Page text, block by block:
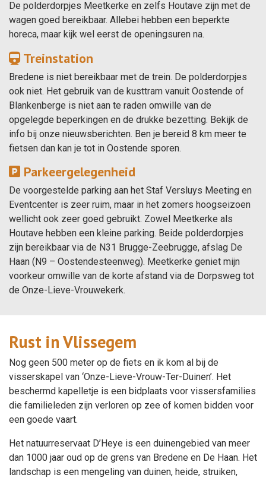
De polderdorpjes Meetkerke en zelfs Houtave zijn met de
wagen goed bereikbaar. Allebei hebben een beperkte
horeca, maar kijk wel eerst de openingsuren na.
Treinstation
Bredene is niet bereikbaar met de trein. De polderdorpjes
ook niet. Het gebruik van de kusttram vanuit Oostende of
Blankenberge is niet aan te raden omwille van de
opgelegde beperkingen en de drukke bezetting. Bekijk de
info bij onze nieuwsberichten. Ben je bereid 8 km meer te
fietsen dan kan je tot in Oostende sporen.
Parkeergelegenheid
De voorgestelde parking aan het Staf Versluys Meeting en
Eventcenter is zeer ruim, maar in het zomers hoogseizoen
wellicht ook zeer goed gebruikt. Zowel Meetkerke als
Houtave hebben een kleine parking. Beide polderdorpjes
zijn bereikbaar via de N31 Brugge-Zeebrugge, afslag De
Haan (N9 – Oostendesteenweg). Meetkerke geniet mijn
voorkeur omwille van de korte afstand via de Dorpsweg tot
de Onze-Lieve-Vrouwekerk.
Rust in Vlissegem
Nog geen 500 meter op de fiets en ik kom al bij de
visserskapel van ‘Onze-Lieve-Vrouw-Ter-Duinen’. Het
beschermd kapelletje is een bidplaats voor vissersfamilies
die familieleden zijn verloren op zee of komen bidden voor
een goede vaart.
Het natuurreservaat D’Heye is een duinengebied van meer
dan 1000 jaar oud op de grens van Bredene en De Haan. Het
landschap is een mengeling van duinen, heide, struiken,